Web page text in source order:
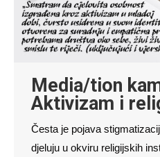
Media/tion
Aktivizam i
Česta je pojava
djeluju u okviru religijskih